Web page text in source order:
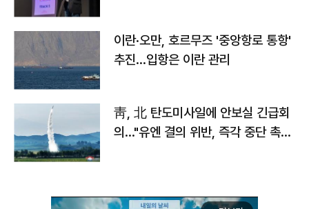
이란·오만, 호르무즈 '중앙항로 통항'
추진…입항은 이란 관리
靑, 北 탄도미사일에 안보실 긴급회
의…"유엔 결의 위반, 즉각 중단 촉